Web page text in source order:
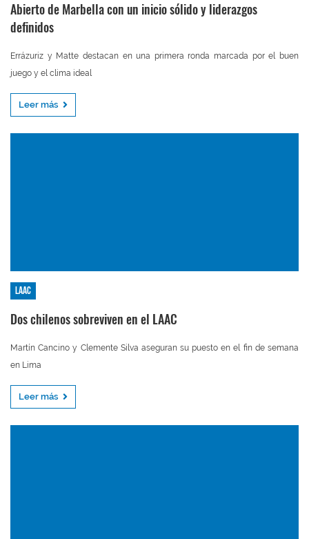
Abierto de Marbella con un inicio sólido y liderazgos
definidos
Errázuriz y Matte destacan en una primera ronda marcada por el buen
juego y el clima ideal
Leer más
LAAC
Dos chilenos sobreviven en el LAAC
Martín Cancino y Clemente Silva aseguran su puesto en el fin de semana
en Lima
Leer más